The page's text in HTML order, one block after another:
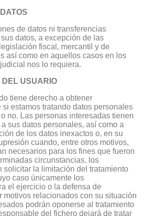
de datos ni transferencias
datos, a excepción de las
fiscal, mercantil y de
así como en aquellos casos en los
nos lo requiera.
DEL USUARIO
tiene derecho a obtener
estamos tratando datos personales
no. Las personas interesadas tienen
sus datos personales, así como a
de los datos inexactos o, en su
cuando, entre otros motivos,
necesarios para los fines que fueron
circunstancias, los
solicitar la limitación del tratamiento
caso únicamente los
el ejercicio o la defensa de
motivos relacionados con su situación
podrán oponerse al tratamiento
del fichero dejará de tratar